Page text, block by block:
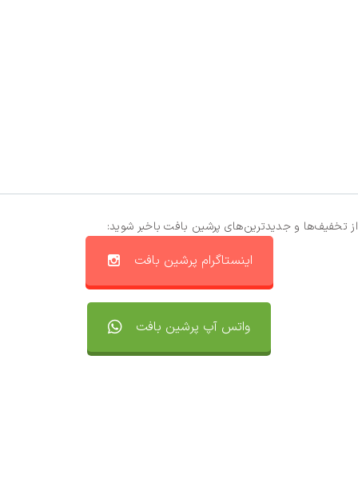
از تخفیف‌ها و جدیدترین‌های پرشین بافت باخبر شوید:
اینستاگرام پرشین بافت
واتس آپ پرشین بافت